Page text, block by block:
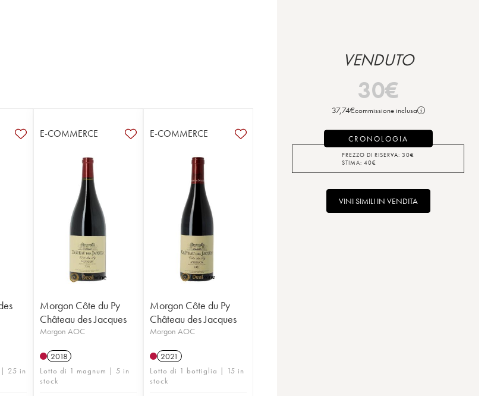
25 in
E-COMMERCE
Morgon Côte du Py
Château des Jacques
Morgon AOC
2018
Lotto di 1 magnum | 5 in
stock
E-COMMERCE
Morgon Côte du Py
Château des Jacques
Morgon AOC
2021
Lotto di 1 bottiglia | 15 in
stock
VENDUTO
30€
37,74€commissione inclusa
CRONOLOGIA
PREZZO DI RISERVA: 30€
STIMA: 40€
VINI SIMILI IN VENDITA